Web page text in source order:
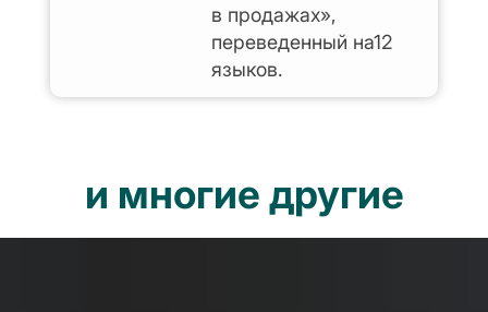
в продажах»,
переведенный на12
языков.
и многие другие